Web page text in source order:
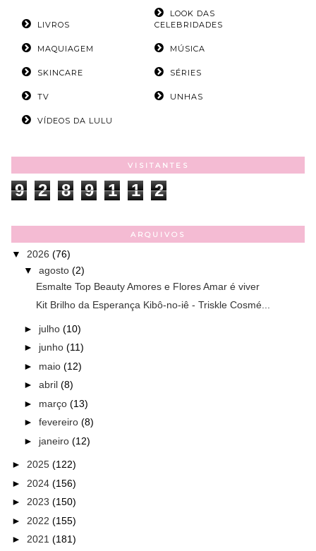
LIVROS
LOOK DAS
CELEBRIDADES
MAQUIAGEM MÚSICA
SKINCARE SÉRIES
TV UNHAS
VÍDEOS DA LULU
VISITANTES
9 2 8 9 1 1 2
ARQUIVOS
▼ 2026 (76)
▼ agosto (2)
Esmalte Top Beauty Amores e Flores Amar é viver
Kit Brilho da Esperança Kibô-no-iê - Triskle Cosmé...
► julho (10)
► junho (11)
► maio (12)
► abril (8)
► março (13)
► fevereiro (8)
► janeiro (12)
► 2025 (122)
► 2024 (156)
► 2023 (150)
► 2022 (155)
► 2021 (181)